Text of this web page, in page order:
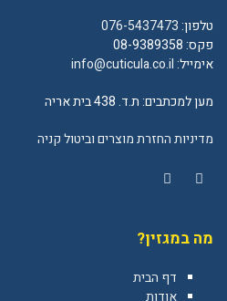
טלפון:076-5437473
פקס: 08-9389358
אימייל:info@cuticula.co.il
מען למכתבים: ת.ד. 438 בית אריה
מדיניות החזרת מוצרים וביטול קניה
מה במגזין?
דף הבית
אודות